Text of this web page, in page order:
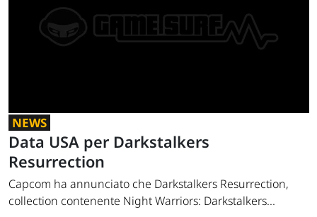
NEWS
Data USA per Darkstalkers
Resurrection
Capcom ha annunciato che Darkstalkers Resurrection,
collection contenente Night Warriors: Darkstalkers...